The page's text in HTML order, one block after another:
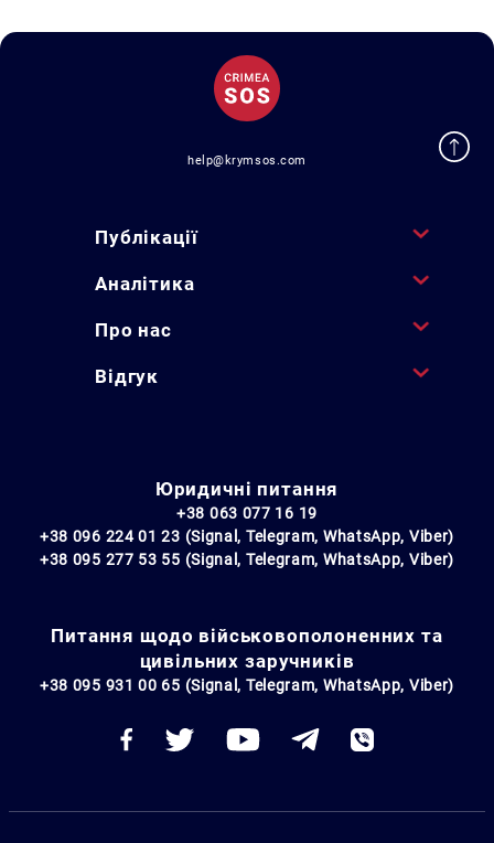
help@krymsos.com
Публікації
Аналітика
Про нас
Відгук
Юридичні питання
+38 063 077 16 19
+38 096 224 01 23 (Signal, Telegram, WhatsApp, Viber)
+38 095 277 53 55 (Signal, Telegram, WhatsApp, Viber)
Питання щодо військовополоненних та
цивільних заручників
+38 095 931 00 65 (Signal, Telegram, WhatsApp, Viber)